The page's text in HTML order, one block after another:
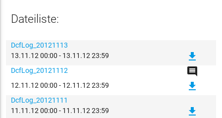
Dateiliste:
DcfLog_20121113
13.11.12 00:00 - 13.11.12 23:59
file_download
DcfLog_20121112 comment
12.11.12 00:00 - 12.11.12 23:59 file_download
DcfLog_20121111
11.11.12 00:00 - 11.11.12 23:59
file_download